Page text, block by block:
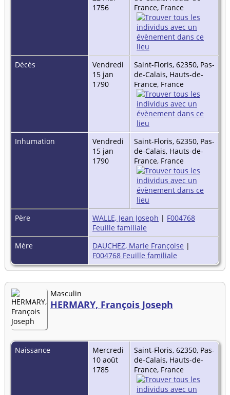
1756
France, France
Décès
Vendredi
15 jan
1790
Saint-Floris, 62350, Pas-
de-Calais, Hauts-de-
France, France
Inhumation
Vendredi
15 jan
1790
Saint-Floris, 62350, Pas-
de-Calais, Hauts-de-
France, France
Père WALLE, Jean Joseph | F004768
Feuille familiale
Mère
DAUCHEZ, Marie Françoise |
F004768 Feuille familiale
Masculin
HERMARY, François Joseph
Naissance
Mercredi
10 août
1785
Saint-Floris, 62350, Pas-
de-Calais, Hauts-de-
France, France